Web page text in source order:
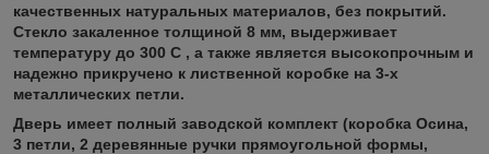
качественных натуральных материалов, без покрытий.
Стекло закаленное толщиной 8 мм, выдерживает
температуру до 300 С , а также является высокопрочным и
надежно прикручено к лиственной коробке на 3-х
металлических петли.
Дверь имеет полный заводской комплект (коробка Осина,
3 петли, 2 деревянные ручки прямоугольной формы,